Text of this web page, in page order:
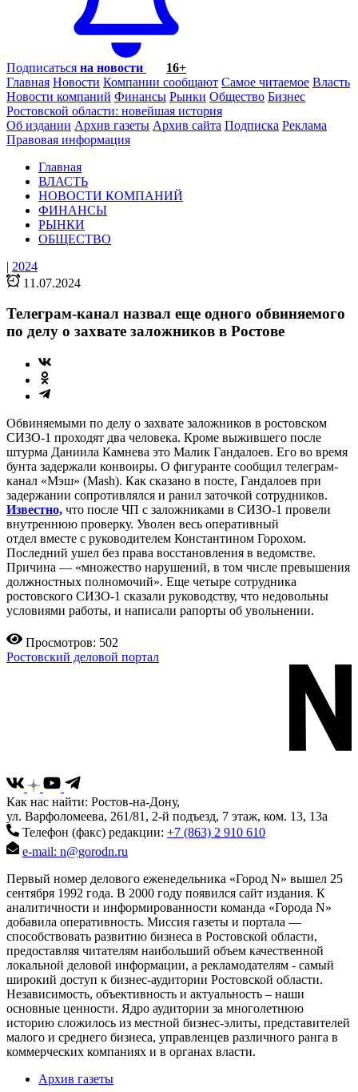
Подписаться на новости
16+
Главная Новости Компании сообщают Самое читаемое Власть
Новости компаний Финансы Рынки Общество Бизнес
Ростовской области: новейшая история
Об издании Архив газеты Архив сайта Подписка Реклама
Правовая информация
Главная
ВЛАСТЬ
НОВОСТИ КОМПАНИЙ
ФИНАНСЫ
РЫНКИ
ОБЩЕСТВО
| 2024
11.07.2024
Телеграм-канал назвал еще одного обвиняемого
по делу о захвате заложников в Ростове
Обвиняемыми по делу о захвате заложников в ростовском
СИЗО-1 проходят два человека. Кроме выжившего после
штурма Даниила Камнева это Малик Гандалоев. Его во время
бунта задержали конвоиры. О фигуранте сообщил телеграм-
канал «Мэш» (Mash). Как сказано в посте, Гандалоев при
задержании сопротивлялся и ранил заточкой сотрудников.
Известно, что после ЧП с заложниками в СИЗО-1 провели
внутреннюю проверку. Уволен весь оперативный
отдел вместе с руководителем Константином Горохом.
Последний ушел без права восстановления в ведомстве.
Причина — «множество нарушений, в том числе превышения
должностных полномочий». Еще четыре сотрудника
ростовского СИЗО-1 сказали руководству, что недовольны
условиями работы, и написали рапорты об увольнении.
Просмотров: 502
Ростовский деловой портал
Как нас найти: Ростов-на-Дону,
ул. Варфоломеева, 261/81, 2-й подъезд, 7 этаж, ком. 13, 13а
Телефон (факс) редакции: +7 (863) 2 910 610
e-mail: n@gorodn.ru
Первый номер делового еженедельника «Город N» вышел 25
сентября 1992 года. В 2000 году появился сайт издания. К
аналитичности и информированности команда «Города N»
добавила оперативность. Миссия газеты и портала —
способствовать развитию бизнеса в Ростовской области,
предоставляя читателям наибольший объем качественной
локальной деловой информации, а рекламодателям - самый
широкий доступ к бизнес-аудитории Ростовской области.
Независимость, объективность и актуальность – наши
основные ценности. Ядро аудитории за многолетнюю
историю сложилось из местной бизнес-элиты, представителей
малого и среднего бизнеса, управленцев различного ранга в
коммерческих компаниях и в органах власти.
Архив газеты